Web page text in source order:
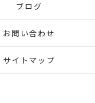
ブログ
お問い合わせ
サイトマップ